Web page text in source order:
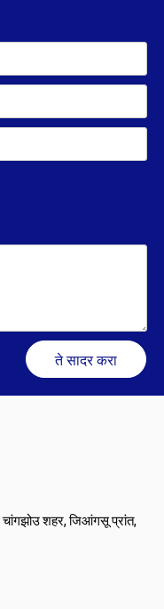
ते सादर करा
शहर, जिआंगसू प्रांत,